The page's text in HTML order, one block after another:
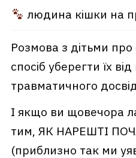
людина кішки на
Розмова з дітьми про
спосіб уберегти їх
травматичного
І якщо ви щовечора
тим, ЯК НАРЕШТІ
(приблизно так ми